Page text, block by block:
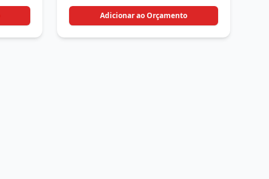
Adicionar ao Orçamento